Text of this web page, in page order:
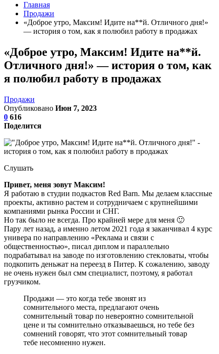
Главная
Продажи
«Доброе утро, Максим! Идите на**й. Отличного дня!»
— история о том, как я полюбил работу в продажах
«Доброе утро, Максим! Идите на**й.
Отличного дня!» — история о том, как
я полюбил работу в продажах
Продажи
Опубликовано Июн 7, 2023
0 616
Поделится
Слушать
Привет, меня зовут Максим!
Я работаю в студии подкастов Red Barn. Мы делаем классные
проекты, активно растем и сотрудничаем с крупнейшими
компаниями рынка России и СНГ.
Но так было не всегда. Про крайней мере для меня 🙂
Пару лет назад, а именно летом 2021 года я заканчивал 4 курс
универа по направлению «Реклама и связи с
общественностью», писал диплом и параллельно
подрабатывал на заводе по изготовлению стекловаты, чтобы
подкопить деньжат на переезд в Питер. К сожалению, заводу
не очень нужен был смм специалист, поэтому, я работал
грузчиком.
Продажи — это когда тебе звонят из
сомнительного места, предлагают очень
сомнительный товар по невероятно сомнительной
цене и ты сомнительно отказываешься, но тебе без
сомнений говорят, что этот сомнительный товар
тебе несомненно нужен.